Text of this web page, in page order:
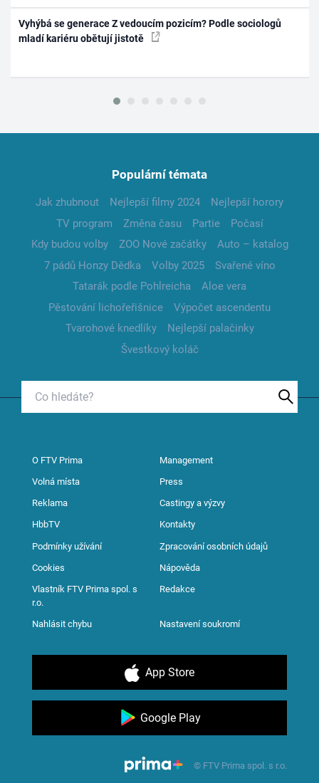
Vyhýbá se generace Z vedoucím pozicím? Podle sociologů
mladí kariéru obětují jistotě
Populární témata
Jak zhubnout Nejlepší filmy 2024
Nejlepší horory
TV program
Změna času Partie
Počasí
Kdy budou volby
ZOO Nové začátky
Auto – katalog
7 pádů Honzy Dědka
Volby 2025
Svařené víno
Tatarák podle Pohlreicha
Aloe vera
Pěstování lichořeřišnice
Výpočet ascendentu
Tvarohové knedlíky
Nejlepší palačinky
Švestkový koláč
O FTV Prima Management
Volná místa Press
Reklama Castingy a výzvy
HbbTV Kontakty
Podmínky užívání Zpracování osobních údajů
Cookies Nápověda
Vlastník FTV Prima spol. s
r.o.
Redakce
Nahlásit chybu Nastavení soukromí
App Store
Google Play
© FTV Prima spol. s r.o.